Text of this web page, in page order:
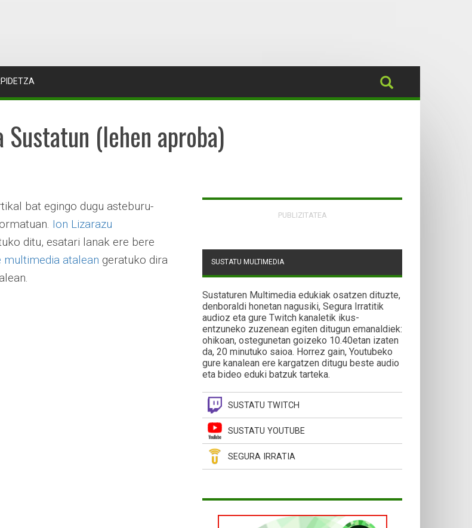
(lehen aproba)
bat egingo dugu asteburu-
Ion Lizarazu
ditu, esatari lanak ere bere
multimedia atalean geratuko dira
PUBLIZITATEA
SUSTATU MULTIMEDIA
Sustaturen Multimedia edukiak osatzen dituzte,
denboraldi honetan nagusiki, Segura Irratitik
audioz eta gure Twitch kanaletik ikus-
entzuneko zuzenean egiten ditugun emanaldiek:
ohikoan, ostegunetan goizeko 10.40etan izaten
da, 20 minutuko saioa. Horrez gain, Youtubeko
gure kanalean ere kargatzen ditugu beste audio
eta bideo eduki batzuk tarteka.
SUSTATU TWITCH
SUSTATU YOUTUBE
SEGURA IRRATIA